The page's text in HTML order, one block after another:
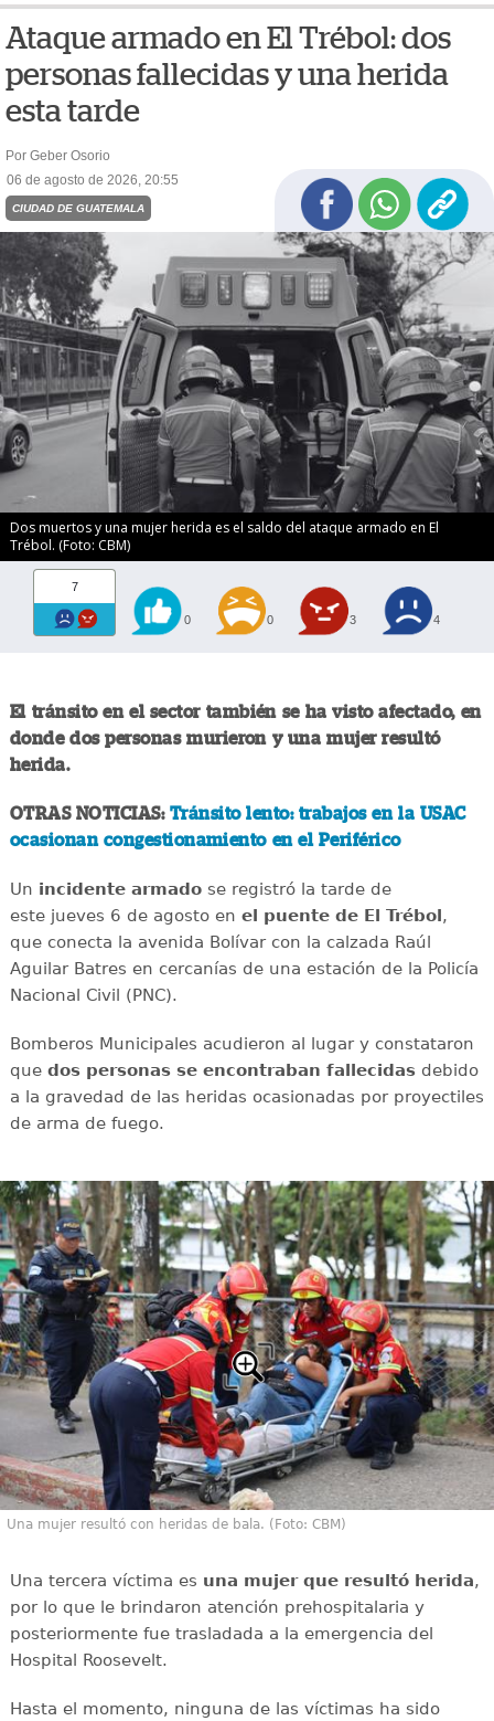
Ataque armado en El Trébol: dos
personas fallecidas y una herida
esta tarde
Por Geber Osorio
06 de agosto de 2026, 20:55
CIUDAD DE GUATEMALA
Dos muertos y una mujer herida es el saldo del ataque armado en El
Trébol. (Foto: CBM)
7
0 0 3 4
El tránsito en el sector también se ha visto afectado, en
donde dos personas murieron y una mujer resultó
herida.
OTRAS NOTICIAS: Tránsito lento: trabajos en la USAC
ocasionan congestionamiento en el Periférico
Un incidente armadose registró la tarde de
este jueves 6 de agosto en el puente de El Trébol,
que conecta la avenida Bolívar con la calzada Raúl
Aguilar Batres en cercanías de una estación de la Policía
Nacional Civil (PNC).
Bomberos Municipales acudieron al lugar y constataron
que dos personas se encontraban fallecidasdebido
a la gravedad de las heridas ocasionadas por proyectiles
de arma de fuego.
Una mujer resultó con heridas de bala. (Foto: CBM)
Una tercera víctima es una mujer que resultó herida,
por lo que le brindaron atención prehospitalaria y
posteriormente fue trasladada a la emergencia del
Hospital Roosevelt.
Hasta el momento, ninguna de las víctimas ha sido